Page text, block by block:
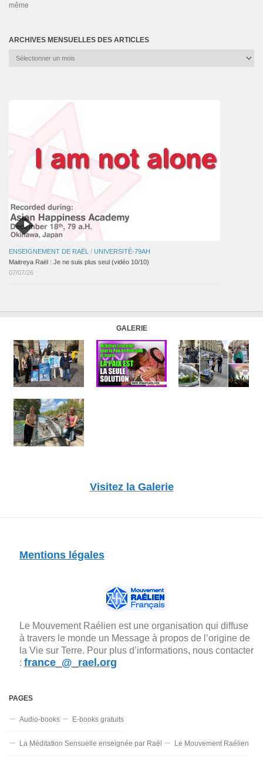
même
ARCHIVES MENSUELLES DES ARTICLES
Archives
ENSEIGNEMENT DE RAËL / UNIVERSITÉ-79AH
Maitreya Raël : Je ne suis plus seul (vidéo 10/10)
07/07/26
GALERIE
Visitez la Galerie
Mentions légales
Le Mouvement Raélien est une organisation qui diffuse
à travers le monde un Message à propos de l’origine de
la Vie sur Terre. Pour plus d’informations, nous contacter
: france_@_rael.org
PAGES
Audio-books E-books gratuits
La Méditation Sensuelle enseignée par Raël Le Mouvement Raélien